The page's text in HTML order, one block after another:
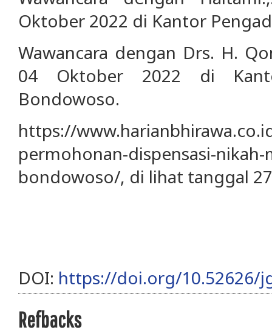
Oktober 2022 di Kantor
Wawancara dengan Drs. H.
04 Oktober 2022 di
Bondowoso.
https://
permohonan-dispensasi-
bondowoso/, di lihat tanggal
DOI: https://doi.org/10.52626/
Refbacks